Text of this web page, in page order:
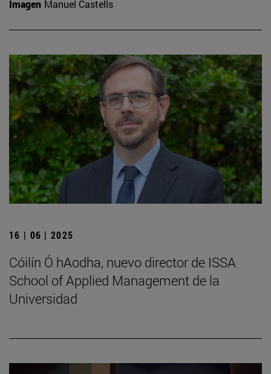
Imagen Manuel Castells
16 | 06 | 2025
Cóilín Ó hAodha, nuevo director de ISSA
School of Applied Management de la
Universidad